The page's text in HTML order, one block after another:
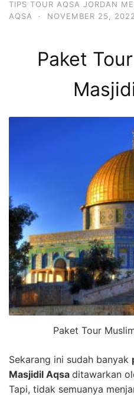
TIPS TOUR AQSA JORDAN
AQSA
· NOVEMBER 25, 2022
Paket
Paket Tour
Sekarang ini sudah banyak
Masjidil Aqsa ditawarkan
Tapi, tidak semuanya